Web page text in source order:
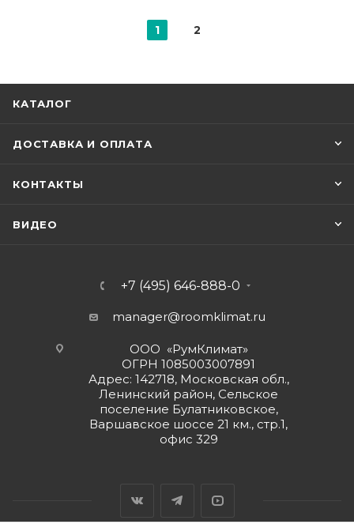
1 2
КАТАЛОГ
ДОСТАВКА И ОПЛАТА
КОНТАКТЫ
ВИДЕО
+7 (495) 646-888-0
manager@roomklimat.ru
ООО «РумКлимат»
ОГРН 1085003007891
Адрес: 142718, Московская обл.,
Ленинский район, Сельское
поселение Булатниковское,
Варшавское шоссе 21 км., стр.1,
офис 329